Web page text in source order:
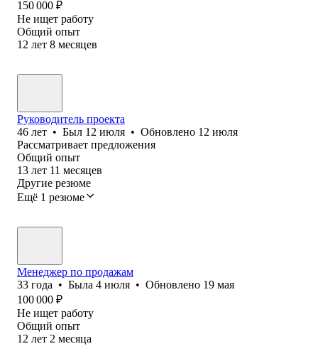
150 000 ₽
Не ищет работу
Общий опыт
12 лет 8 месяцев
Руководитель проекта
46 лет • Был 12 июля • Обновлено 12 июля
Рассматривает предложения
Общий опыт
13 лет 11 месяцев
Другие резюме
Ещё 1 резюме
Менеджер по продажам
33 года • Была 4 июля • Обновлено 19 мая
100 000 ₽
Не ищет работу
Общий опыт
12 лет 2 месяца